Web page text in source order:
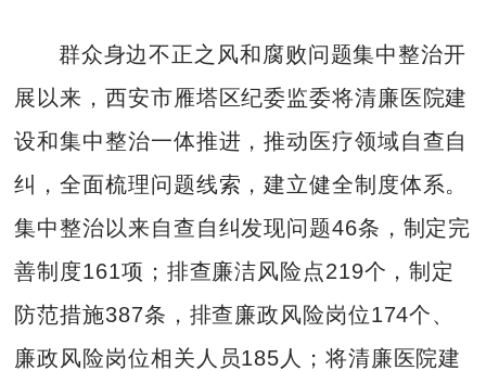
群众身边不正之风和腐败问题集中整治开
展以来，西安市雁塔区纪委监委将清廉医院建
设和集中整治一体推进，推动医疗领域自查自
纠，全面梳理问题线索，建立健全制度体系。
集中整治以来自查自纠发现问题46条，制定完
善制度161项；排查廉洁风险点219个，制定
防范措施387条，排查廉政风险岗位174个、
廉政风险岗位相关人员185人；将清廉医院建